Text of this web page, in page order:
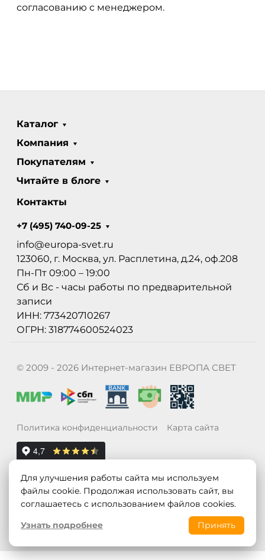
согласованию с менеджером.
Каталог
Компания
Покупателям
Читайте в блоге
Контакты
+7 (495) 740-09-25
info@europa-svet.ru
123060, г. Москва, ул. Расплетина, д.24, оф.208
Пн-Пт 09:00 – 19:00
Сб и Вс - часы работы по предварительной
записи
ИНН: 773420710267
ОГРН: 318774600524023
© 2009 - 2026 Интернет-магазин ЕВРОПА СВЕТ
Политика конфиденциальности Карта сайта
Для улучшения работы сайта мы используем
файлы cookie. Продолжая использовать сайт, вы
соглашаетесь с использованием файлов cookies.
Узнать подробнее
Принять